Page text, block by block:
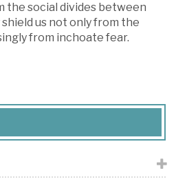
the social divides between
us not only from the
from inchoate fear.